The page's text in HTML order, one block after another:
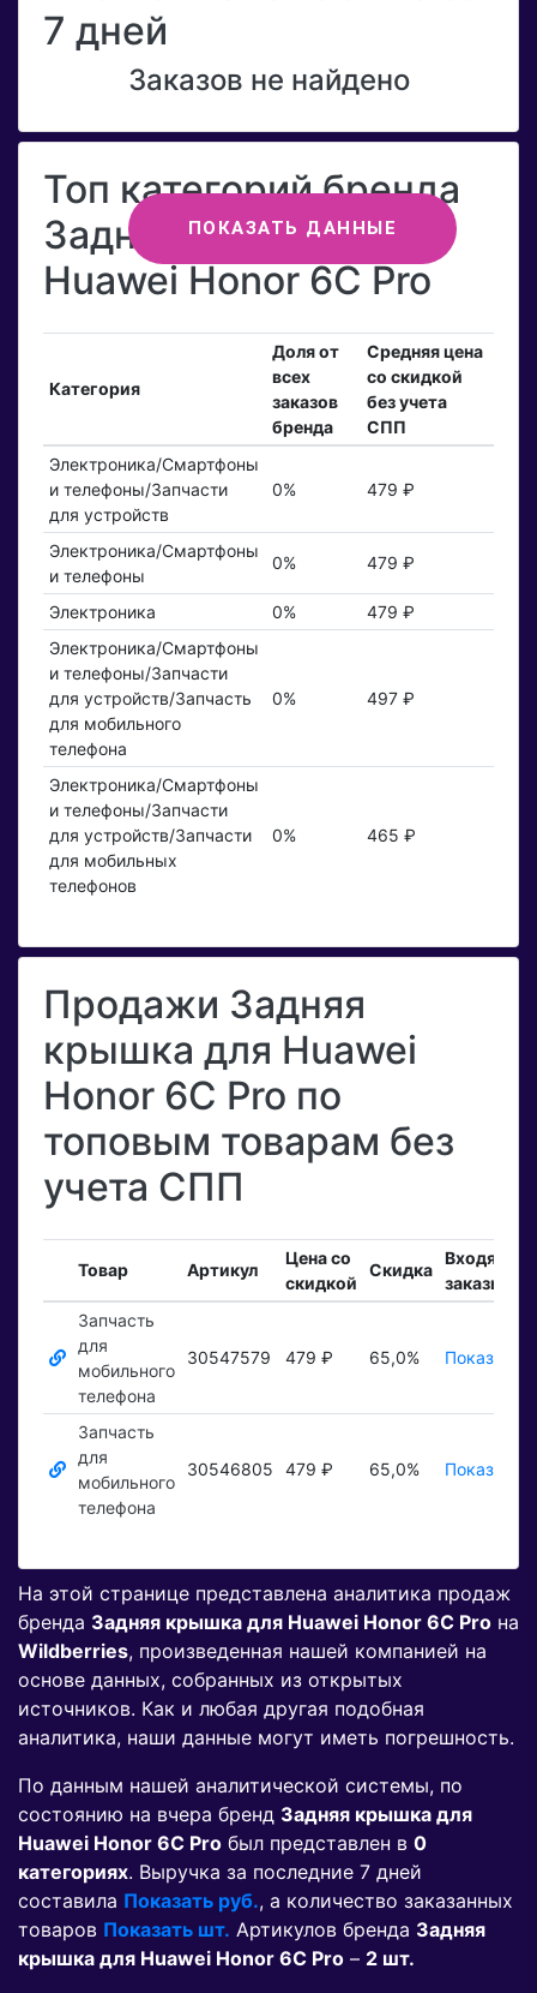
7 дней
ПОКАЗАТЬ ДАННЫЕ
Заказов не найдено
Топ категорий бренда
Задняя крышка для
Huawei Honor 6C Pro
Категория
Доля от
всех
заказов
бренда
Средняя цена
со скидкой
без учета
СПП
Электроника/Смартфоны
и телефоны/Запчасти
для устройств
0% 479 ₽
Электроника/Смартфоны
и телефоны
0% 479 ₽
Электроника 0%
479 ₽
Электроника/Смартфоны
и телефоны/Запчасти
для устройств/Запчасть
для мобильного
телефона
0% 497 ₽
Электроника/Смартфоны
и телефоны/Запчасти
для устройств/Запчасти
для мобильных
телефонов
0% 465 ₽
Продажи Задняя
крышка для Huawei
Honor 6C Pro по
топовым товарам без
учета СПП
Товар Артикул
Цена со
скидкой
Скидка
Входящие
заказы
Запчасть
для
мобильного
телефона
30547579 479 ₽ 65,0% Показать ₽
Запчасть
для
мобильного
телефона
30546805 479 ₽ 65,0% Показать ₽
На этой странице представлена аналитика продаж
бренда Задняя крышка для Huawei Honor 6C Pro на
Wildberries, произведенная нашей компанией на
основе данных, собранных из открытых
источников. Как и любая другая подобная
аналитика, наши данные могут иметь погрешность.
По данным нашей аналитической системы, по
состоянию на вчера бренд Задняя крышка для
Huawei Honor 6C Pro был представлен в 0
категориях. Выручка за последние 7 дней
составила Показать руб., а количество заказанных
товаров Показать шт. Артикулов бренда Задняя
крышка для Huawei Honor 6C Pro – 2 шт.